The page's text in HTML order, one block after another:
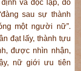
và độc lập, do
sau sự thành
một người nữ”.
đạt lấy, thành tựu
được nhìn nhận,
nữ giới ưu tiên